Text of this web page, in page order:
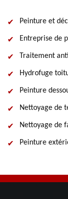
Peinture et
Entreprise de
Traitement
Hydrofuge
Peinture
Nettoyage de
Nettoyage de
Peinture